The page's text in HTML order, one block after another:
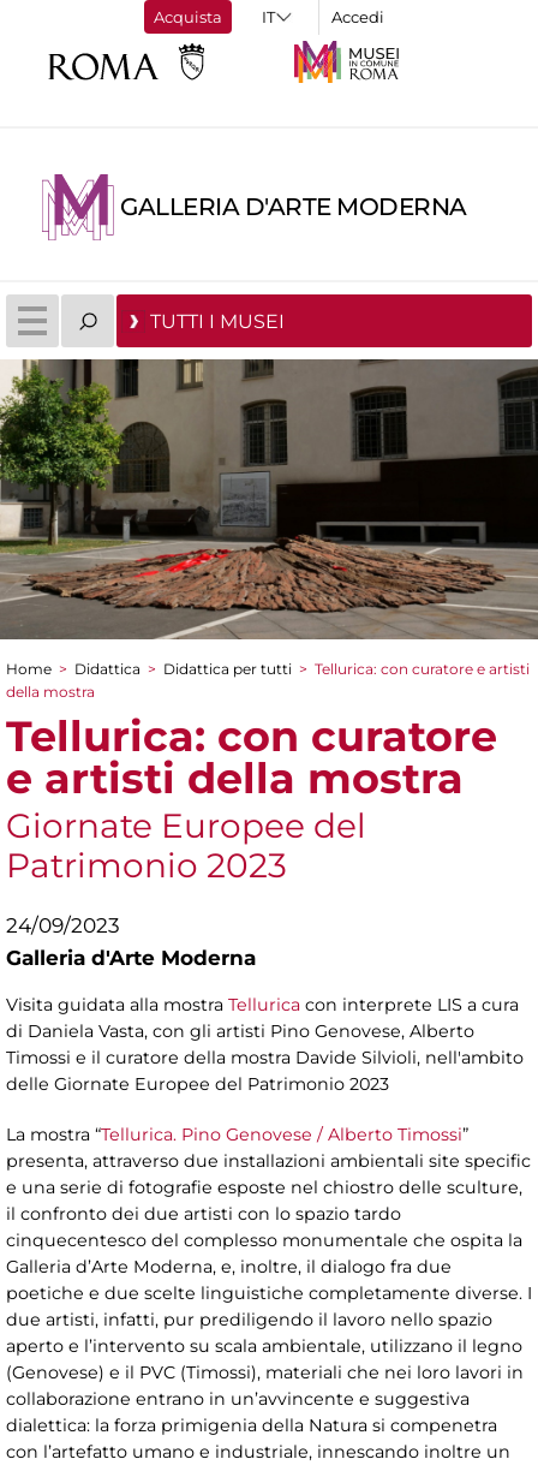
Acquista Accedi
GALLERIA D'ARTE MODERNA
TUTTI I MUSEI
Tu sei qui
Home > Didattica > Didattica per tutti > Tellurica: con curatore e artisti
della mostra
Tellurica: con curatore
e artisti della mostra
Giornate Europee del
Patrimonio 2023
24/09/2023
Galleria d'Arte Moderna
Visita guidata alla mostra Tellurica con interprete LIS a cura
di Daniela Vasta, con gli artisti Pino Genovese, Alberto
Timossi e il curatore della mostra Davide Silvioli, nell'ambito
delle Giornate Europee del Patrimonio 2023
La mostra “Tellurica. Pino Genovese / Alberto Timossi”
presenta, attraverso due installazioni ambientali site specific
e una serie di fotografie esposte nel chiostro delle sculture,
il confronto dei due artisti con lo spazio tardo
cinquecentesco del complesso monumentale che ospita la
Galleria d’Arte Moderna, e, inoltre, il dialogo fra due
poetiche e due scelte linguistiche completamente diverse. I
due artisti, infatti, pur prediligendo il lavoro nello spazio
aperto e l’intervento su scala ambientale, utilizzano il legno
(Genovese) e il PVC (Timossi), materiali che nei loro lavori in
collaborazione entrano in un’avvincente e suggestiva
dialettica: la forza primigenia della Natura si compenetra
con l’artefatto umano e industriale, innescando inoltre un